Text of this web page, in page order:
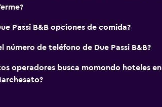
Passi B&B opciones de comida?
número de teléfono de Due Passi B&B?
operadores busca momondo hoteles en